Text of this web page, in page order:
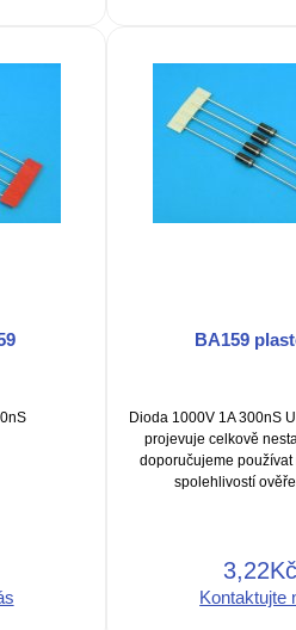
BA159
Dioda 1000V 1A 300nS
projevuje celkově
doporučujeme
spolehlivostí
3,22Kč
Kontaktujte